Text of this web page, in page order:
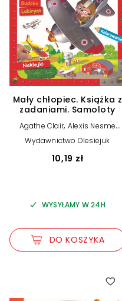
Mały chłopiec. Książka z
zadaniami. Samoloty
Agathe Clair,Alexis Nesme
(ilustr.)
Wydawnictwo Olesiejuk
10,19 zł
WYSYŁAMY W 24H
DO KOSZYKA